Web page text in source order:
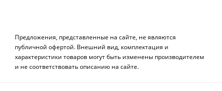
Предложения, представленные на сайте, не являются
публичной офертой. Внешний вид, комплектация и
характеристики товаров могут быть изменены производителем
и не соответствовать описанию на сайте.